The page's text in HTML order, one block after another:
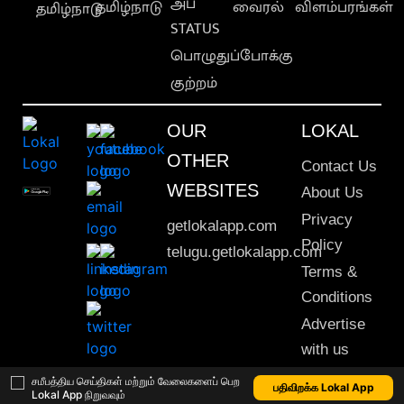
சமீபத்திய செய்திகள் மற்றும் வேலைகளைப் பெற
Lokal App நிறுவவும்
பதிவிறக்க Lokal App
தமிழ்நாடுதமிழ்நாடு
STATUS
பொழுதுப்போக்கு
குற்றம்
வைரல் விளம்பரங்கள்
OUR
OTHER
WEBSITES
getlokalapp.com
telugu.getlokalapp.com
LOKAL
Contact Us
About Us
Privacy
Policy
Terms &
Conditions
Advertise
with us
Sitemap
This material may not be published, transmitted, rewritten or redistributed. © 2020 Lokal App. All rights reserved.